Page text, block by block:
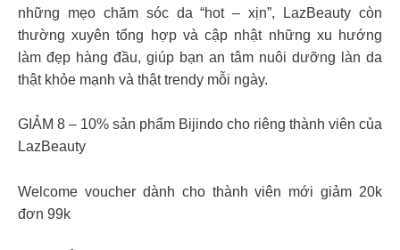
những mẹo chăm sóc da “hot – xịn”, LazBeauty còn
thường xuyên tổng hợp và cập nhật những xu hướng
làm đẹp hàng đầu, giúp bạn an tâm nuôi dưỡng làn da
thật khỏe mạnh và thật trendy mỗi ngày.
GIẢM 8 – 10% sản phẩm Bijindo cho riêng thành viên của
LazBeauty
Welcome voucher dành cho thành viên mới giảm 20k
đơn 99k